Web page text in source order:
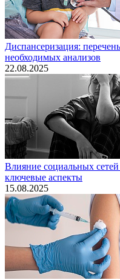
Диспансеризация:
необходимых анализов
22.08.2025
Влияние социальных сетей
ключевые аспекты
15.08.2025